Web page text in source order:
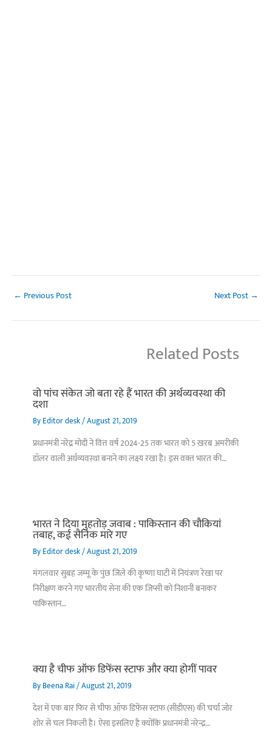
← Previous Post Next Post →
Related Posts
वो पांच संकेत जो बता रहे हैं भारत की अर्थव्यवस्था की
दशा
ByEditor desk/August 21, 2019
प्रधानमंत्री नरेंद्र मोदी ने वित्त वर्ष 2024-25 तक भारत को 5 ख़रब अमरीकी
डॉलर वाली अर्थव्यवस्था बनाने का लक्ष्य रखा है। इस वक़्त भारत की…
भारत ने दिया मुहतोड़ जवाब : पाकिस्‍तान की चौकियां
तबाह, कई सैनिक मारे गए
ByEditor desk/August 21, 2019
मंगलवार सुबह जम्मू के पुंछ जिले की कृष्णा घाटी में नियंत्रण रेखा पर
निरीक्षण करने गए भारतीय सेना की एक जिप्सी को निशानी बनाकर
पाकिस्तान…
क्या है चीफ ऑफ डिफेंस स्टाफ और क्या होगीं पावर
ByBeena Rai/August 21, 2019
देश में एक बार फिर से चीफ ऑफ डिफेंस स्टाफ (सीडीएस) की चर्चा जोर
शोर से चल निकली है। ऐसा इसलिए है क्योंकि प्रधानमंत्री नरेन्द्र…